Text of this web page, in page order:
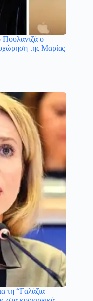
Πουλαντζά ο
της Μαρίας
τη “Γαλάζια